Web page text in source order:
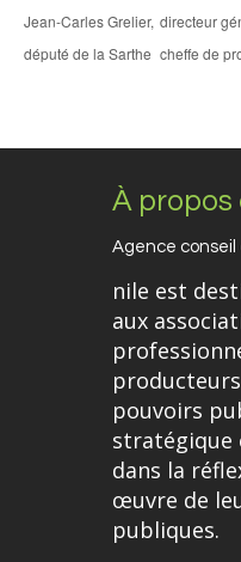
Jean-Carles Grelier,
député de la Sarthe
directeur
cheffe de
À propos
Agence conseil
nile est
aux
pouvoirs
stratégique
dans la
œuvre de
publiques.